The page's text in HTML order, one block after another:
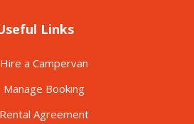
Links
Hire a Campervan
Manage Booking
Rental Agreement